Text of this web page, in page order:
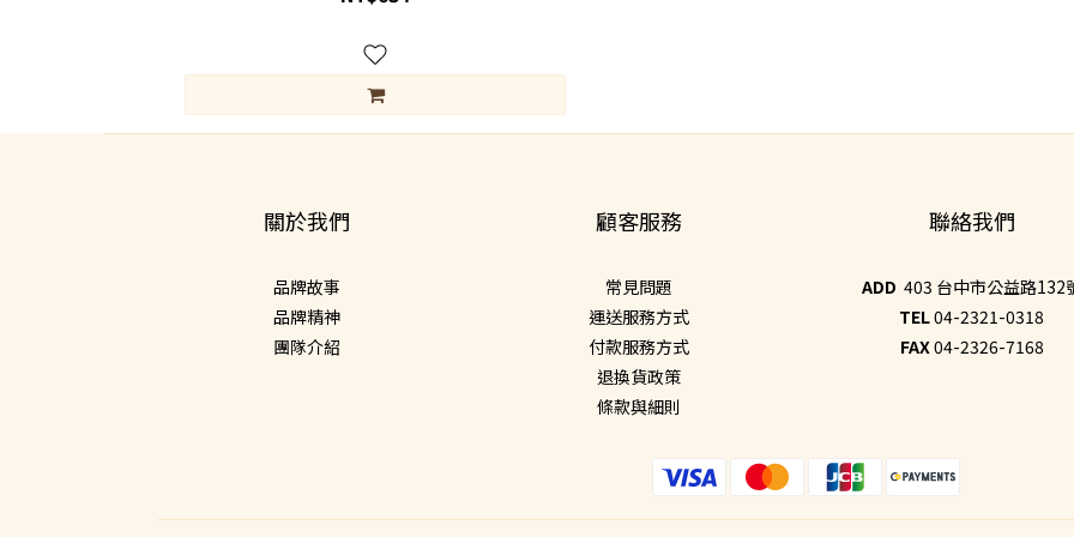
關於我們
品牌故事
品牌精神
團隊介紹
顧客服務
常見問題
運送服務方式
付款服務方式
退換貨政策
條款與細則
聯絡我們
ADD 403 台中市公益路132
TEL04-2321-0318
FAX04-2326-7168